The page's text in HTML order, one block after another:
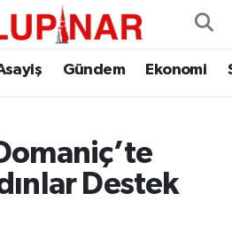
Gündem Ekonomi
Destek
Haritası
ve Fikstür